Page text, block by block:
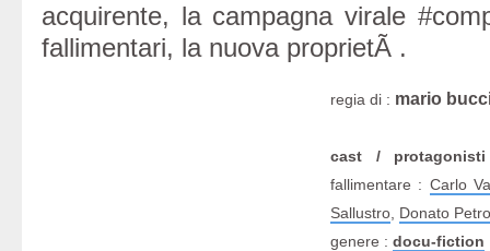
acquirente, la campagna virale
fallimentari, la nuova proprietÃ .
regia di : mario
cast / protagonisti
fallimentare : Carlo
Sallustro Donato
genere : docu-fiction